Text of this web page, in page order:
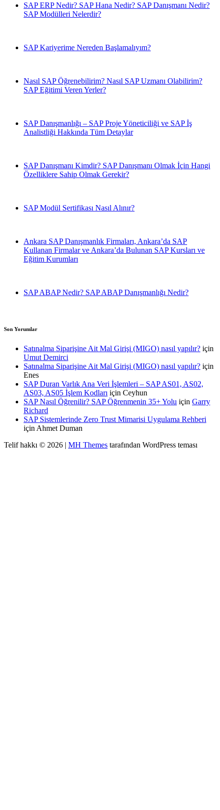
SAP ERP Nedir? SAP Hana Nedir? SAP Danışmanı Nedir?
SAP Modülleri Nelerdir?
SAP Kariyerime Nereden Başlamalıyım?
Nasıl SAP Öğrenebilirim? Nasıl SAP Uzmanı Olabilirim?
SAP Eğitimi Veren Yerler?
SAP Danışmanlığı – SAP Proje Yöneticiliği ve SAP İş
Analistliği Hakkında Tüm Detaylar
SAP Danışmanı Kimdir? SAP Danışmanı Olmak İçin Hangi
Özelliklere Sahip Olmak Gerekir?
SAP Modül Sertifikası Nasıl Alınır?
Ankara SAP Danışmanlık Firmaları, Ankara’da SAP
Kullanan Firmalar ve Ankara’da Bulunan SAP Kursları ve
Eğitim Kurumları
SAP ABAP Nedir? SAP ABAP Danışmanlığı Nedir?
Son Yorumlar
Satınalma Siparişine Ait Mal Girişi (MIGO) nasıl yapılır? için
Umut Demirci
Satınalma Siparişine Ait Mal Girişi (MIGO) nasıl yapılır? için
Enes
SAP Duran Varlık Ana Veri İşlemleri – SAP AS01, AS02,
AS03, AS05 İşlem Kodları için Ceyhun
SAP Nasıl Öğrenilir? SAP Öğrenmenin 35+ Yolu için Garry
Richard
SAP Sistemlerinde Zero Trust Mimarisi Uygulama Rehberi
için Ahmet Duman
Telif hakkı © 2026 | MH Themes tarafından WordPress teması